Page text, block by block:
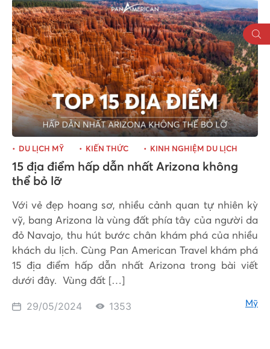
DU LỊCH MỸ KIẾN THỨC KINH NGHIỆM DU LỊCH
15 địa điểm hấp dẫn nhất Arizona không
thể bỏ lỡ
Với vẻ đẹp hoang sơ, nhiều cảnh quan tự nhiên kỳ
vỹ, bang Arizona là vùng đất phía tây của người da
đỏ Navajo, thu hút bước chân khám phá của nhiều
khách du lịch. Cùng Pan American Travel khám phá
15 địa điểm hấp dẫn nhất Arizona trong bài viết
dưới đây. Vùng đất […]
29/05/2024 1353 Mỹ